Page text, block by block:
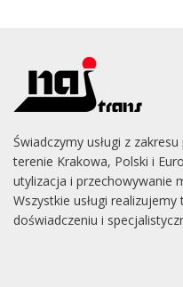
Świadczymy usługi z
terenie Krakowa, Polski i
utylizacja i przechowywanie
Wszystkie usługi
doświadczeniu i